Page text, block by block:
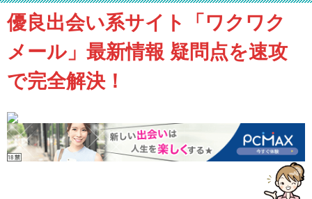
優良出会い系サイト「ワクワク
メール」最新情報 疑問点を速攻
で完全解決！